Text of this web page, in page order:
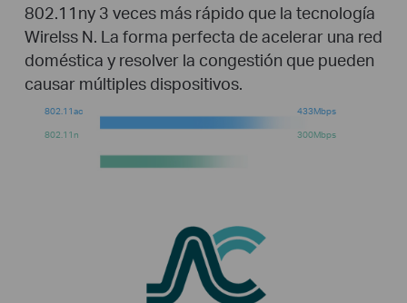
802.11ny 3 veces más rápido que la tecnología
Wirelss N. La forma perfecta de acelerar una red
doméstica y resolver la congestión que pueden
causar múltiples dispositivos.
802.11ac
433Mbps
802.11n
300Mbps